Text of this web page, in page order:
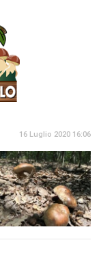
16 Luglio 2020 16:06